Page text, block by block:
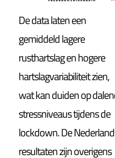
De data laten een
gemiddeld lagere
rusthartslag en hogere
hartslagvariabiliteit zien,
wat kan duiden op
stressniveaus tijdens de
lockdown. De
resultaten zijn overigens